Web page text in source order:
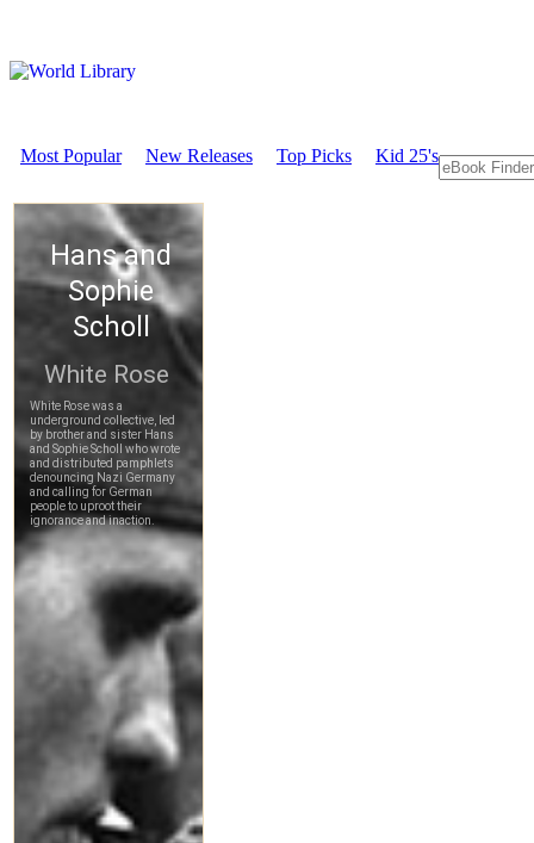
Most Popular New Releases Top Picks Kid 25's